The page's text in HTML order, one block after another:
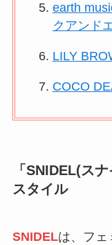
earth
クアンド
LILY
COCO
「SNIDEL(ス
スタイル
SNIDELは、フェ